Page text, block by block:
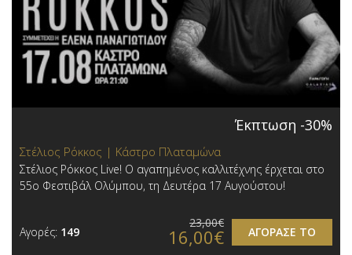
Έκπτωση -30%
Στέλιος Ρόκκος | Κάστρο Πλαταμώνα
Στέλιος Ρόκκος Live! Ο αγαπημένος καλλιτέχνης έρχεται στο
55ο Φεστιβάλ Ολύμπου, τη Δευτέρα 17 Αυγούστου!
Αγορές: 149 ΑΓΟΡΑΣΕ ΤΟ
23,00€
16,00€